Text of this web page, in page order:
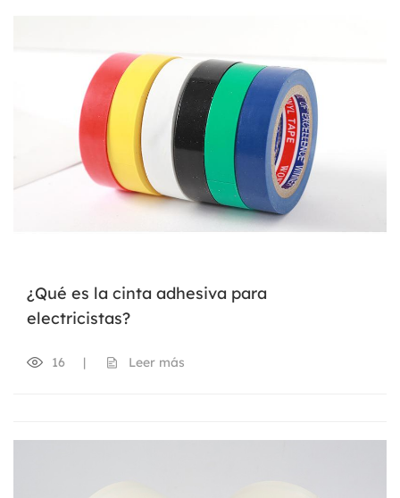
¿Qué es la cinta adhesiva para
electricistas?
16 | Leer más